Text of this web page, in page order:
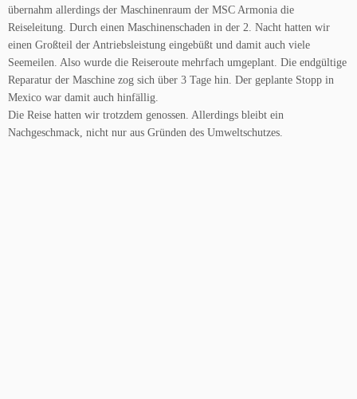
übernahm allerdings der Maschinenraum der MSC Armonia die
Reiseleitung. Durch einen Maschinenschaden in der 2. Nacht hatten wir
einen Großteil der Antriebsleistung eingebüßt und damit auch viele
Seemeilen. Also wurde die Reiseroute mehrfach umgeplant. Die endgültige
Reparatur der Maschine zog sich über 3 Tage hin. Der geplante Stopp in
Mexico war damit auch hinfällig.
Die Reise hatten wir trotzdem genossen. Allerdings bleibt ein
Nachgeschmack, nicht nur aus Gründen des Umweltschutzes.